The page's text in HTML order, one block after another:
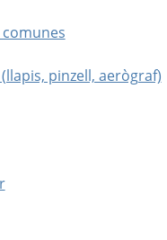
pinzell, aerògraf)